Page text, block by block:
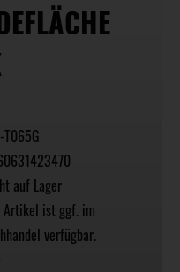
T065G
auf Lager
Artikel ist ggf. im
verfügbar.